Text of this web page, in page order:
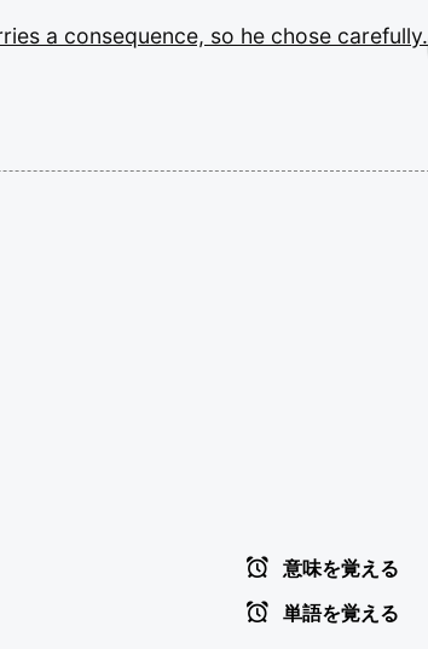
a consequence, so he chose carefully.
意味を覚える
単語を覚える